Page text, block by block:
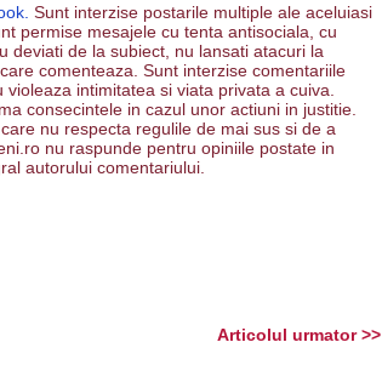
Sunt interzise postarile multiple ale aceluiasi
permise mesajele cu tenta antisociala, cu
deviati de la subiect, nu lansati atacuri la
comenteaza. Sunt interzise comentariile
intimitatea si viata privata a cuiva.
consecintele in cazul unor actiuni in justitie.
nu respecta regulile de mai sus si de a
nu raspunde pentru opiniile postate in
autorului comentariului.
Articolul urmator >>